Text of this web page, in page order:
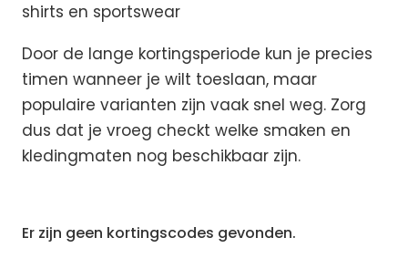
shirts en sportswear
Door de lange kortingsperiode kun je precies
timen wanneer je wilt toeslaan, maar
populaire varianten zijn vaak snel weg. Zorg
dus dat je vroeg checkt welke smaken en
kledingmaten nog beschikbaar zijn.
Er zijn geen kortingscodes gevonden.